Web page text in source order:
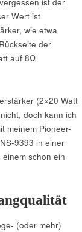
Wert ist
wie etwa
der
auf 8Ω
(2×20 Watt
doch kann ich
meinem Pioneer-
9393 in einer
schon ein
(oder mehr)